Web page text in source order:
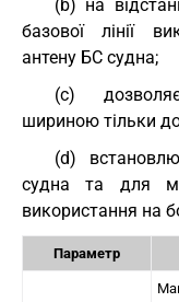
(b) на
базової лінії
антену БС судна;
(c)
шириною тільки
(d)
судна та для
використання на
Параметр